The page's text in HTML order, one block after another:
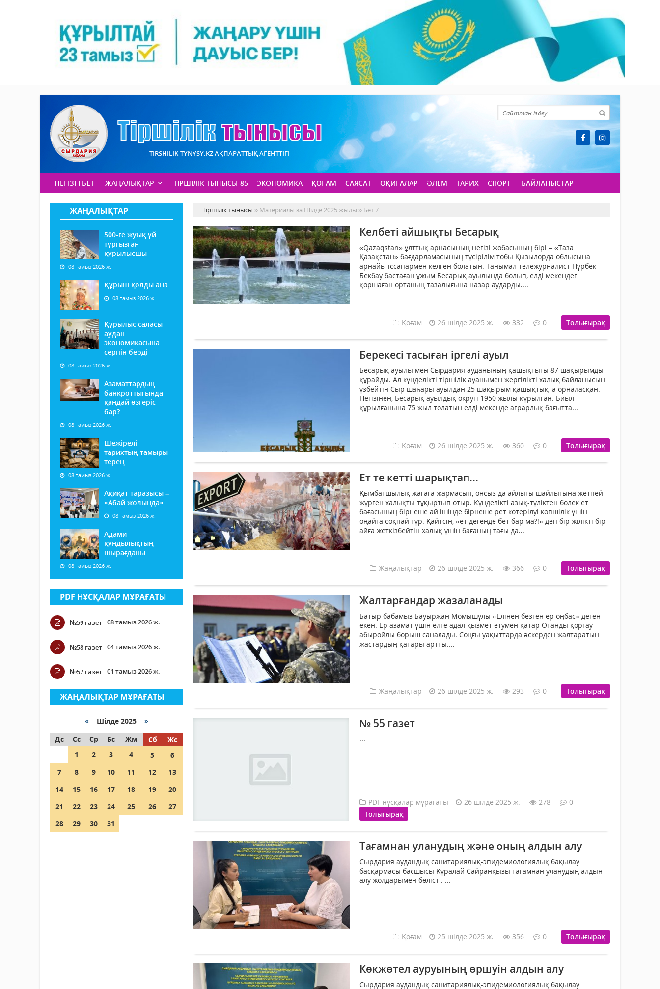
TIRSHILIK-TYNYSY.KZ АҚПАРАТТЫҚ АГЕНТТІГІ
НЕГІЗГІ БЕТ ЖАҢАЛЫҚТАР ТІРШІЛІК ТЫНЫСЫ-85 ЭКОНОМИКА ҚОҒАМ САЯСАТ ОҚИҒАЛАР ӘЛЕМ ТАРИХ СПОРТ БАЙЛАНЫСТАР
ЖАҢАЛЫҚТАР
500-ге жуық үй
тұрғызған
құрылысшы
08 тамыз 2026 ж.
Құрыш қолды ана
08 тамыз 2026 ж.
Құрылыс саласы
аудан
экономикасына
серпін берді
08 тамыз 2026 ж.
Азаматтардың
банкроттығында
қандай өзгеріс
бар?
08 тамыз 2026 ж.
Шежірелі
тарихтың тамыры
терең
08 тамыз 2026 ж.
Ақиқат таразысы –
«Абай жолында»
08 тамыз 2026 ж.
Адами
құндылықтың
шырағданы
08 тамыз 2026 ж.
PDF НҰСҚАЛАР МҰРАҒАТЫ
№59 газет 08 тамыз 2026 ж.
№58 газет 04 тамыз 2026 ж.
№57 газет 01 тамыз 2026 ж.
ЖАҢАЛЫҚТАР МҰРАҒАТЫ
« Шілде 2025 »
Дс
Сс Ср Бс Жм Сб
Жс
1
2 3 4 5
6
7
8 9 10 11 12
13
14
15 16 17 18 19
20
21
22 23 24 25 26
27
28
29 30 31
Тіршілік тынысы » Материалы за Шілде 2025 жылы » Бет 7
Келбеті айшықты Бесарық
«Qazaqstan» ұлттық арнасының негізі жобасының бірі – «Таза
Қазақстан» бағдарламасының түсірілім тобы Қызылорда облысына
арнайы іссапармен келген болатын. Танымал тележурналист Нұрбек
Бекбау бастаған ұжым Бесарық ауылында болып, елді мекендегі
қоршаған ортаның тазалығына назар аударды....
Қоғам 26 шілде 2025 ж. 332 0 Толығырақ
Берекесі тасыған іргелі ауыл
Бесарық ауылы мен Сырдария ауданының қашықтығы 87 шақырымды
құрайды. Ал күнделікті тіршілік ауанымен жергілікті халық байланысын
үзбейтін Сыр шаһары ауылдан 25 шақырым қашықтықта орналасқан.
Негізінен, Бесарық ауылдық округі 1950 жылы құрылған. Биыл
құрылғанына 75 жыл толатын елді мекенде аграрлық бағытта...
Қоғам 26 шілде 2025 ж. 360 0 Толығырақ
Ет те кетті шарықтап...
Қымбатшылық жағаға жармасып, онсыз да айлығы шайлығына жетпей
жүрген халықты тұқыртып отыр. Күнделікті азық-түліктен бөлек ет
бағасының бірнеше ай ішінде бірнеше рет көтерілуі көпшілік үшін
оңайға соқпай тұр. Қайтсін, «ет дегенде бет бар ма?!» деп бір жілікті бір
айға жеткізбейтін халық үшін бағаның тағы да...
Жаңалықтар 26 шілде 2025 ж. 366 0 Толығырақ
Жалтарғандар жазаланады
Батыр бабамыз Бауыржан Момышұлы «Елінен безген ер оңбас» деген
екен. Ер азамат үшін елге адал қызмет етумен қатар Отанды қорғау
абыройлы борыш саналады. Соңғы уақыттарда әскерден жалтаратын
жастардың қатары артты....
Жаңалықтар 26 шілде 2025 ж. 293 0 Толығырақ
№ 55 газет
...
PDF нұсқалар мұрағаты 26 шілде 2025 ж. 278
0
Толығырақ
Тағамнан уланудың және оның алдын алу
Сырдария аудандық санитариялық-эпидемиологиялық бақылау
басқармасы басшысы Құралай Сайранқызы тағамнан уланудың алдын
алу жолдарымен бөлісті. ...
Қоғам 25 шілде 2025 ж. 356 0 Толығырақ
Көкжөтел ауруының өршуін алдын алу
Сырдария аудандық санитариялық-эпидемиологиялық бақылау